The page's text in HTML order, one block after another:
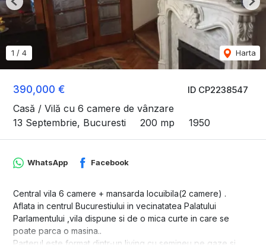
ID CP2238547
390,000 €
Casă / Vilă cu 6 camere de vânzare
13 Septembrie, Bucuresti
200 mp 1950
1 / 4 Harta
Previous
WhatsApp Facebook
Central vila 6 camere + mansarda locuibila(2 camere) .
Aflata in centrul Bucurestiului in vecinatatea Palatului
Parlamentului ,vila dispune si de o mica curte in care se
poate parca o masina..
Parterul este format dintr-un living cu semineu pe gaze,si